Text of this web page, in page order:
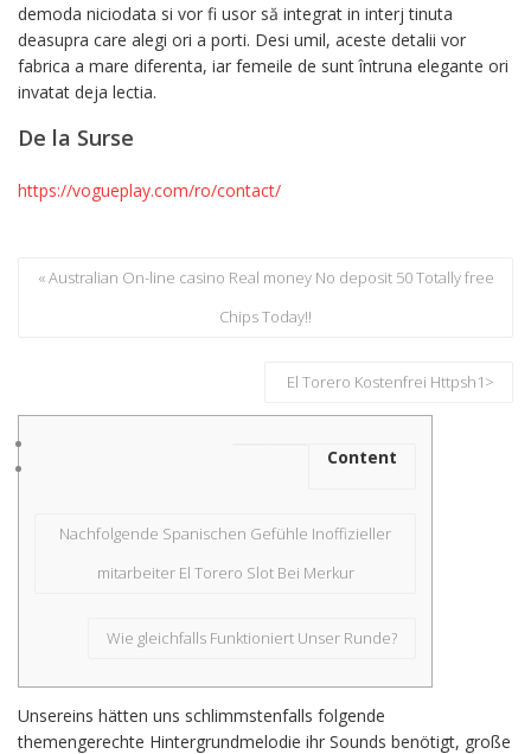
demoda niciodata si vor fi usor să integrat in interj tinuta
deasupra care alegi ori a porti. Desi umil, aceste detalii vor
fabrica a mare diferenta, iar femeile de sunt întruna elegante ori
invatat deja lectia.
De la Surse
https://vogueplay.com/ro/contact/
« Australian On-line casino Real money No deposit 50 Totally free
Chips Today!!
️️️️ El Torero Kostenfrei Httpsh1>
Content
Nachfolgende Spanischen Gefühle Inoffizieller
mitarbeiter El Torero Slot Bei Merkur
Wie gleichfalls Funktioniert Unser Runde?
Unsereins hätten uns schlimmstenfalls folgende
themengerechte Hintergrundmelodie ihr Sounds benötigt, große